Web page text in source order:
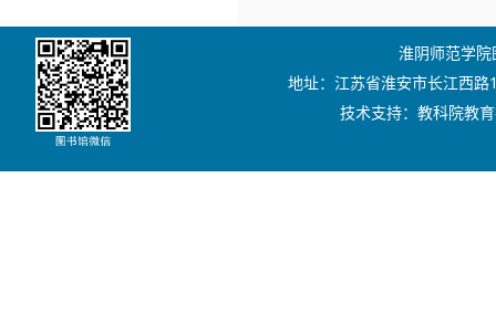
淮阴师范学
地址：江苏省淮安市长江西
技术支持：教科院教